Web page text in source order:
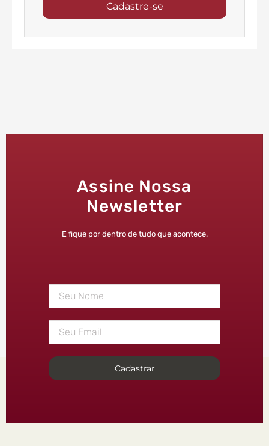
Cadastre-se
Assine Nossa
Newsletter
E fique por dentro de tudo que acontece.
Cadastrar